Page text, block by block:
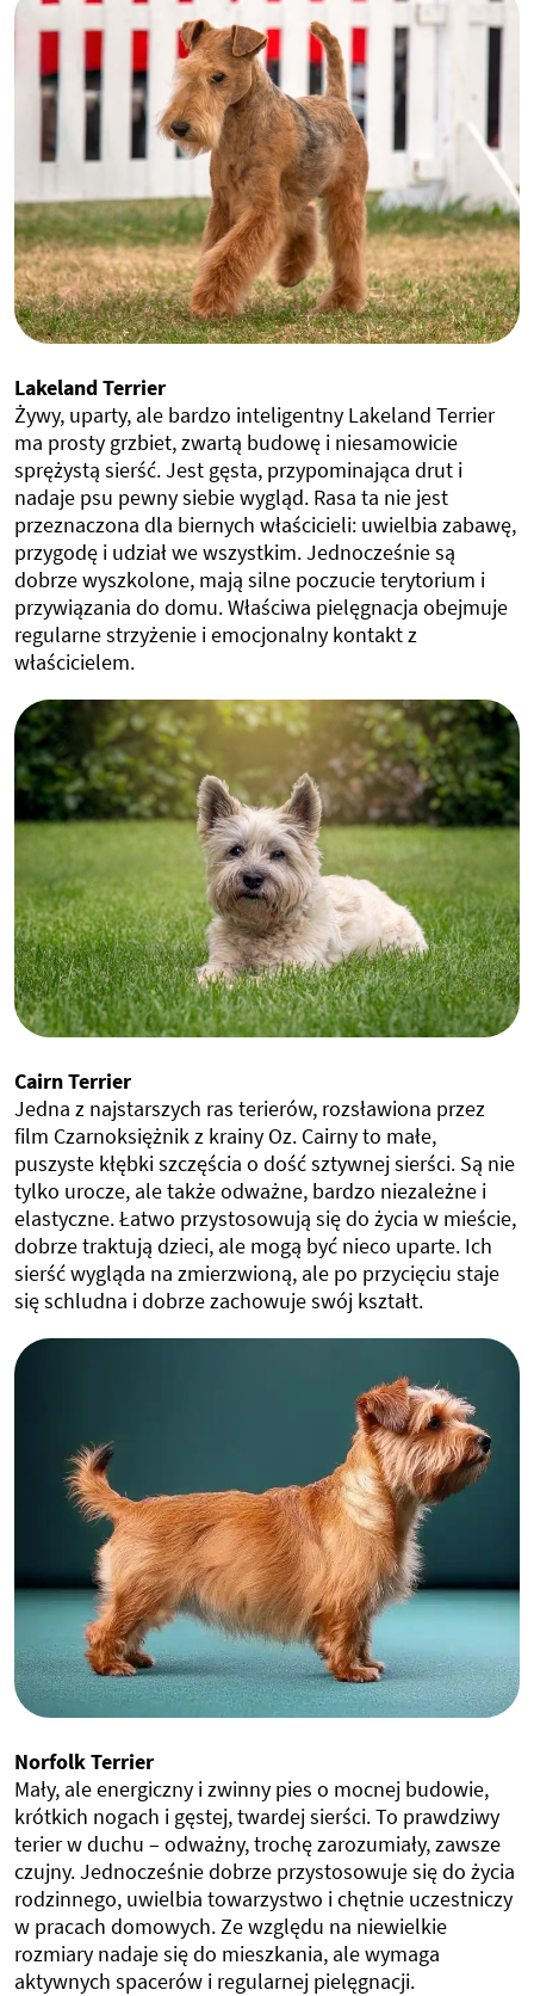
Lakeland Terrier
Żywy, uparty, ale bardzo inteligentny Lakeland Terrier
ma prosty grzbiet, zwartą budowę i niesamowicie
sprężystą sierść. Jest gęsta, przypominająca drut i
nadaje psu pewny siebie wygląd. Rasa ta nie jest
przeznaczona dla biernych właścicieli: uwielbia zabawę,
przygodę i udział we wszystkim. Jednocześnie są
dobrze wyszkolone, mają silne poczucie terytorium i
przywiązania do domu. Właściwa pielęgnacja obejmuje
regularne strzyżenie i emocjonalny kontakt z
właścicielem.
Cairn Terrier
Jedna z najstarszych ras terierów, rozsławiona przez
film Czarnoksiężnik z krainy Oz. Cairny to małe,
puszyste kłębki szczęścia o dość sztywnej sierści. Są nie
tylko urocze, ale także odważne, bardzo niezależne i
elastyczne. Łatwo przystosowują się do życia w mieście,
dobrze traktują dzieci, ale mogą być nieco uparte. Ich
sierść wygląda na zmierzwioną, ale po przycięciu staje
się schludna i dobrze zachowuje swój kształt.
Norfolk Terrier
Mały, ale energiczny i zwinny pies o mocnej budowie,
krótkich nogach i gęstej, twardej sierści. To prawdziwy
terier w duchu – odważny, trochę zarozumiały, zawsze
czujny. Jednocześnie dobrze przystosowuje się do życia
rodzinnego, uwielbia towarzystwo i chętnie uczestniczy
w pracach domowych. Ze względu na niewielkie
rozmiary nadaje się do mieszkania, ale wymaga
aktywnych spacerów i regularnej pielęgnacji.